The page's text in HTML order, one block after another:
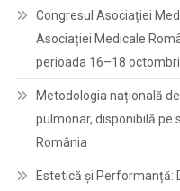
Congresul Asociației
Asociației Medicale
perioada 16–18
Metodologia națională
pulmonar, disponibilă pe
România
Estetică și Performanță: